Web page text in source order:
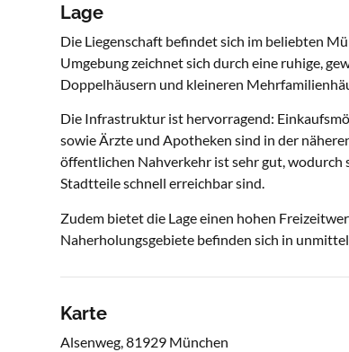
Lage
Die Liegenschaft befindet sich im beliebten
Umgebung zeichnet sich durch eine ruhige,
Doppelhäusern und kleineren
Die Infrastruktur ist hervorragend:
sowie Ärzte und Apotheken sind in der
öffentlichen Nahverkehr ist sehr gut,
Stadtteile schnell erreichbar sind.
Zudem bietet die Lage einen hohen
Naherholungsgebiete befinden sich in
Karte
Alsenweg, 81929 München